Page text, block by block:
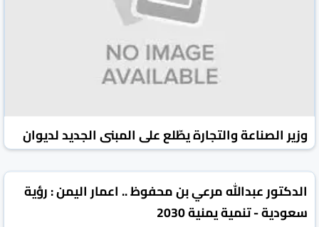
وزير الصناعة والتجارة يطّلع على المبنى الجديد لديوان
عام الهيئة العامة للمواصفات ومختبراتها بعدن
Next
الدكتور عبدالله مرعي بن محفوظ .. اعمار اليمن : رؤية
سعودية - تنمية يمنية 2030